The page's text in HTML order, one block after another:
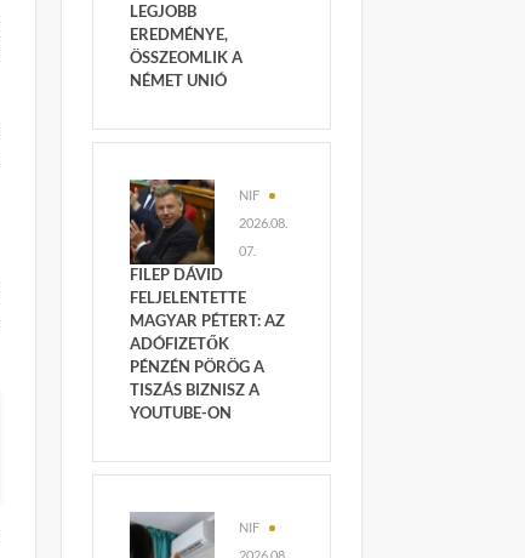
LEGJOBB
EREDMÉNYE,
ÖSSZEOMLIK A
NÉMET UNIÓ
NIF
2026.08.
07.
FILEP DÁVID
FELJELENTETTE
MAGYAR PÉTERT: AZ
ADÓFIZETŐK
PÉNZÉN PÖRÖG A
TISZÁS BIZNISZ A
YOUTUBE-ON
NIF